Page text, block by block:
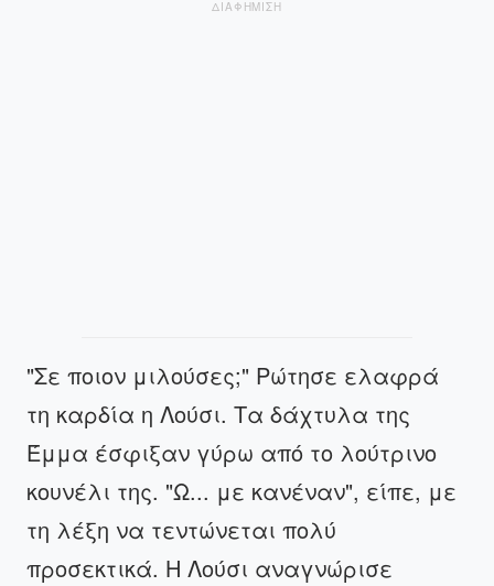
ΔΙΑΦΗΜΙΣΗ
"Σε ποιον μιλούσες;" Ρώτησε ελαφρά
τη καρδία η Λούσι. Τα δάχτυλα της
Έμμα έσφιξαν γύρω από το λούτρινο
κουνέλι της. "Ω... με κανέναν", είπε, με
τη λέξη να τεντώνεται πολύ
προσεκτικά. Η Λούσι αναγνώρισε